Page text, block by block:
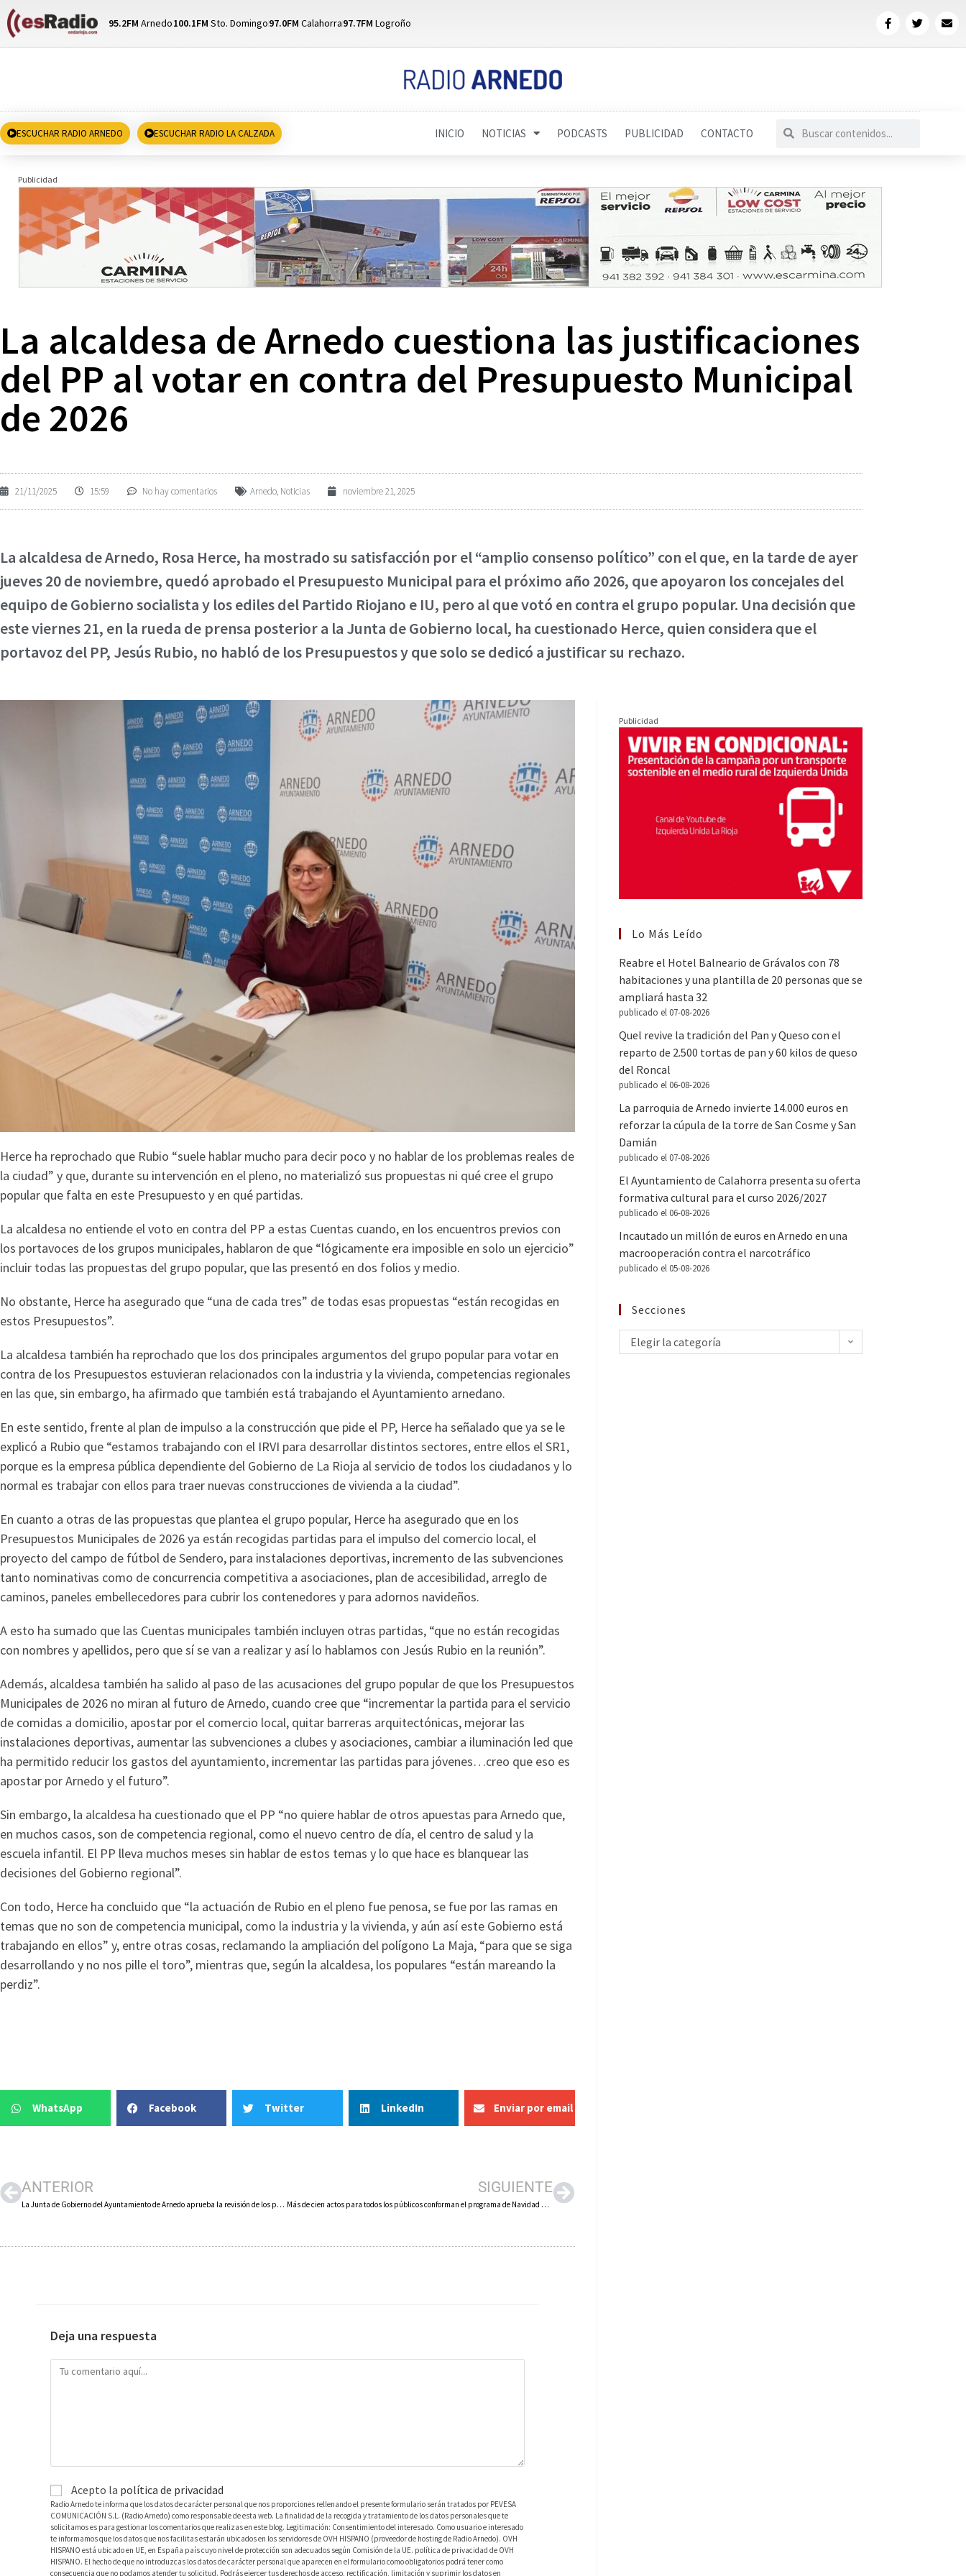
95.2FM Arnedo100.1FM Sto. Domingo97.0FM Calahorra97.7FM Logroño
ESCUCHAR RADIO ARNEDO ESCUCHAR RADIO LA CALZADA INICIO NOTICIAS PODCASTS PUBLICIDAD CONTACTO
Publicidad
La alcaldesa de Arnedo cuestiona las justificaciones
del PP al votar en contra del Presupuesto Municipal
de 2026
21/11/2025 15:59 No hay comentarios Arnedo, Noticias noviembre 21, 2025
La alcaldesa de Arnedo, Rosa Herce, ha mostrado su satisfacción por el “amplio consenso político” con el que, en la tarde de ayer
jueves 20 de noviembre, quedó aprobado el Presupuesto Municipal para el próximo año 2026, que apoyaron los concejales del
equipo de Gobierno socialista y los ediles del Partido Riojano e IU, pero al que votó en contra el grupo popular. Una decisión que
este viernes 21, en la rueda de prensa posterior a la Junta de Gobierno local, ha cuestionado Herce, quien considera que el
portavoz del PP, Jesús Rubio, no habló de los Presupuestos y que solo se dedicó a justificar su rechazo.
Herce ha reprochado que Rubio “suele hablar mucho para decir poco y no hablar de los problemas reales de
la ciudad” y que, durante su intervención en el pleno, no materializó sus propuestas ni qué cree el grupo
popular que falta en este Presupuesto y en qué partidas.
La alcaldesa no entiende el voto en contra del PP a estas Cuentas cuando, en los encuentros previos con
los portavoces de los grupos municipales, hablaron de que “lógicamente era imposible en solo un ejercicio”
incluir todas las propuestas del grupo popular, que las presentó en dos folios y medio.
No obstante, Herce ha asegurado que “una de cada tres” de todas esas propuestas “están recogidas en
estos Presupuestos”.
La alcaldesa también ha reprochado que los dos principales argumentos del grupo popular para votar en
contra de los Presupuestos estuvieran relacionados con la industria y la vivienda, competencias regionales
en las que, sin embargo, ha afirmado que también está trabajando el Ayuntamiento arnedano.
En este sentido, frente al plan de impulso a la construcción que pide el PP, Herce ha señalado que ya se le
explicó a Rubio que “estamos trabajando con el IRVI para desarrollar distintos sectores, entre ellos el SR1,
porque es la empresa pública dependiente del Gobierno de La Rioja al servicio de todos los ciudadanos y lo
normal es trabajar con ellos para traer nuevas construcciones de vivienda a la ciudad”.
En cuanto a otras de las propuestas que plantea el grupo popular, Herce ha asegurado que en los
Presupuestos Municipales de 2026 ya están recogidas partidas para el impulso del comercio local, el
proyecto del campo de fútbol de Sendero, para instalaciones deportivas, incremento de las subvenciones
tanto nominativas como de concurrencia competitiva a asociaciones, plan de accesibilidad, arreglo de
caminos, paneles embellecedores para cubrir los contenedores y para adornos navideños.
A esto ha sumado que las Cuentas municipales también incluyen otras partidas, “que no están recogidas
con nombres y apellidos, pero que sí se van a realizar y así lo hablamos con Jesús Rubio en la reunión”.
Además, alcaldesa también ha salido al paso de las acusaciones del grupo popular de que los Presupuestos
Municipales de 2026 no miran al futuro de Arnedo, cuando cree que “incrementar la partida para el servicio
de comidas a domicilio, apostar por el comercio local, quitar barreras arquitectónicas, mejorar las
instalaciones deportivas, aumentar las subvenciones a clubes y asociaciones, cambiar a iluminación led que
ha permitido reducir los gastos del ayuntamiento, incrementar las partidas para jóvenes…creo que eso es
apostar por Arnedo y el futuro”.
Sin embargo, la alcaldesa ha cuestionado que el PP “no quiere hablar de otros apuestas para Arnedo que,
en muchos casos, son de competencia regional, como el nuevo centro de día, el centro de salud y la
escuela infantil. El PP lleva muchos meses sin hablar de estos temas y lo que hace es blanquear las
decisiones del Gobierno regional”.
Con todo, Herce ha concluido que “la actuación de Rubio en el pleno fue penosa, se fue por las ramas en
temas que no son de competencia municipal, como la industria y la vivienda, y aún así este Gobierno está
trabajando en ellos” y, entre otras cosas, reclamando la ampliación del polígono La Maja, “para que se siga
desarrollando y no nos pille el toro”, mientras que, según la alcaldesa, los populares “están mareando la
perdiz”.
WhatsApp Facebook Twitter LinkedIn Enviar por email
ANTERIOR
La Junta de Gobierno del Ayuntamiento de Arnedo aprueba la revisión de los precios de los contratos de los servicios de limpieza y agua
SIGUIENTE
Más de cien actos para todos los públicos conforman el programa de Navidad en Calahorra
Deja una respuesta
Acepto la política de privacidad
Radio Arnedo te informa que los datos de carácter personal que nos proporciones rellenando el presente formulario serán tratados por PEVESA
COMUNICACIÓN S.L. (Radio Arnedo) como responsable de esta web. La finalidad de la recogida y tratamiento de los datos personales que te
solicitamos es para gestionar los comentarios que realizas en este blog. Legitimación: Consentimiento del interesado. Como usuario e interesado
te informamos que los datos que nos facilitas estarán ubicados en los servidores de OVH HISPANO (proveedor de hosting de Radio Arnedo). OVH
HISPANO está ubicado en UE, en España país cuyo nivel de protección son adecuados según Comisión de la UE. política de privacidad de OVH
HISPANO. El hecho de que no introduzcas los datos de carácter personal que aparecen en el formulario como obligatorios podrá tener como
consecuencia que no podamos atender tu solicitud. Podrás ejercer tus derechos de acceso, rectificación, limitación y suprimir los datos en
Publicidad
Lo Más Leído
Reabre el Hotel Balneario de Grávalos con 78
habitaciones y una plantilla de 20 personas que se
ampliará hasta 32
publicado el 07-08-2026
Quel revive la tradición del Pan y Queso con el
reparto de 2.500 tortas de pan y 60 kilos de queso
del Roncal
publicado el 06-08-2026
La parroquia de Arnedo invierte 14.000 euros en
reforzar la cúpula de la torre de San Cosme y San
Damián
publicado el 07-08-2026
El Ayuntamiento de Calahorra presenta su oferta
formativa cultural para el curso 2026/2027
publicado el 06-08-2026
Incautado un millón de euros en Arnedo en una
macrooperación contra el narcotráfico
publicado el 05-08-2026
Secciones
Elegir la categoría